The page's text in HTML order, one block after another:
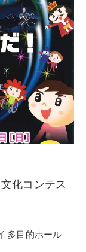
文化コンテス
多目的ホール